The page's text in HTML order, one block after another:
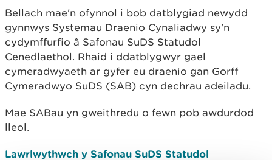
Bellach mae'n ofynnol i bob datblygiad newydd
gynnwys Systemau Draenio Cynaliadwy sy'n
cydymffurfio â Safonau SuDS Statudol
Cenedlaethol. Rhaid i ddatblygwyr gael
cymeradwyaeth ar gyfer eu draenio gan Gorff
Cymeradwyo SuDS (SAB) cyn dechrau adeiladu.
Mae SABau yn gweithredu o fewn pob awdurdod
lleol.
Lawrlwythwch y Safonau SuDS Statudol